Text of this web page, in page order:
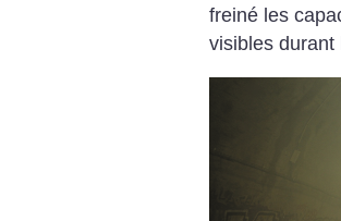
freiné les
visibles durant